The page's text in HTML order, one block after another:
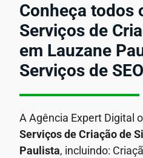
Conheça todos
Serviços de
em Lauzane
Serviços de
A Agência Expert Digital
Serviços de Criação de
Paulista, incluindo: